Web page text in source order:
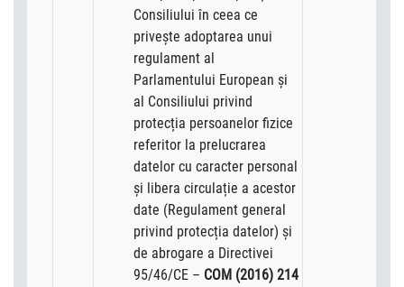
Consiliului în ceea ce
privește adoptarea unui
regulament al
Parlamentului European și
al Consiliului privind
protecția persoanelor fizice
referitor la prelucrarea
datelor cu caracter personal
și libera circulație a acestor
date (Regulament general
privind protecția datelor) și
de abrogare a Directivei
95/46/CE – COM (2016) 214